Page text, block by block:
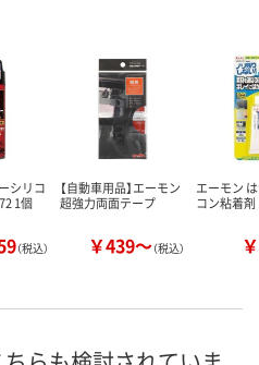
シリコ
1個
（税込）
【自動車用品】エーモン
超強力両面テープ
￥439～（税込）
エーモン
コン粘着剤